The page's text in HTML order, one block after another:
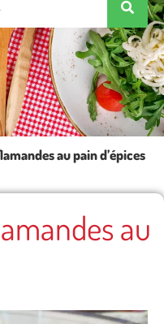
au pain d’épices
au